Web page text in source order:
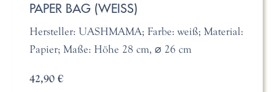
PAPER BAG (WEISS)
Hersteller: UASHMAMA; Farbe: weiß; Material:
Papier; Maße: Höhe 28 cm, ⌀ 26 cm
42,90 €